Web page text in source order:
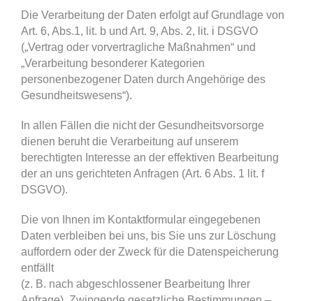
Die Verarbeitung der Daten erfolgt auf Grundlage von
Art. 6, Abs.1, lit. b und Art. 9, Abs. 2, lit. i DSGVO
(„Vertrag oder vorvertragliche Maßnahmen“ und
„Verarbeitung besonderer Kategorien
personenbezogener Daten durch Angehörige des
Gesundheitswesens“).
In allen Fällen die nicht der Gesundheitsvorsorge
dienen beruht die Verarbeitung auf unserem
berechtigten Interesse an der effektiven Bearbeitung
der an uns gerichteten Anfragen (Art. 6 Abs. 1 lit. f
DSGVO).
Die von Ihnen im Kontaktformular eingegebenen
Daten verbleiben bei uns, bis Sie uns zur Löschung
auffordern oder der Zweck für die Datenspeicherung
entfällt
(z. B. nach abgeschlossener Bearbeitung Ihrer